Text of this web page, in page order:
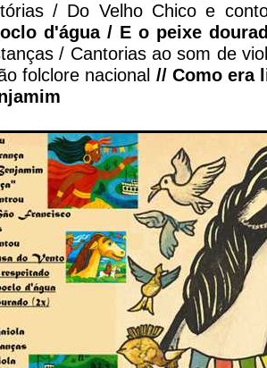
/ Do Velho Chico e
d'água / E o peixe
/ Cantorias ao som de
folclore nacional // Como era